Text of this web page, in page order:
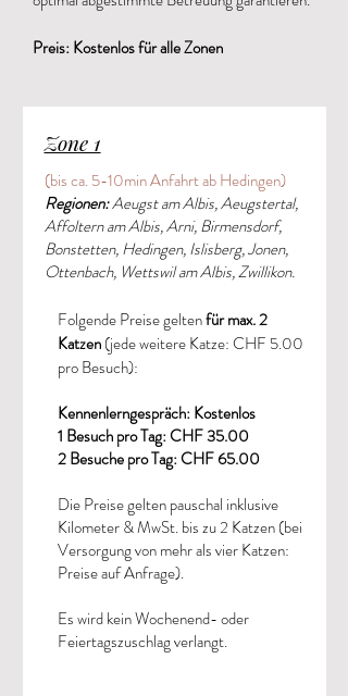
Preis: Kostenlos für alle Zonen
Zone 1
(bis ca. 5-10min Anfahrt ab Hedingen)
Regionen:Aeugst am Albis, Aeugstertal,
Affoltern am Albis, Arni, Birmensdorf,
Bonstetten, Hedingen, Islisberg, Jonen,
Ottenbach, Wettswil am Albis, Zwillikon.
Folgende Preise geltenfür max. 2
Katzen(jede weitere Katze: CHF 5.00
pro Besuch):
Kennenlerngespräch: Kostenlos
1 Besuch pro Tag: CHF 35.00
2 Besuche pro Tag: CHF 65.00
Die Preise gelten pauschal inklusive
Kilometer & MwSt. bis zu 2 Katzen (bei
Versorgung von mehr als vier Katzen:
Preise auf Anfrage).
Es wird kein Wochenend- oder
Feiertagszuschlag verlangt.